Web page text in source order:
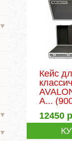
▼
▼
▼
Кейс
A...
12450